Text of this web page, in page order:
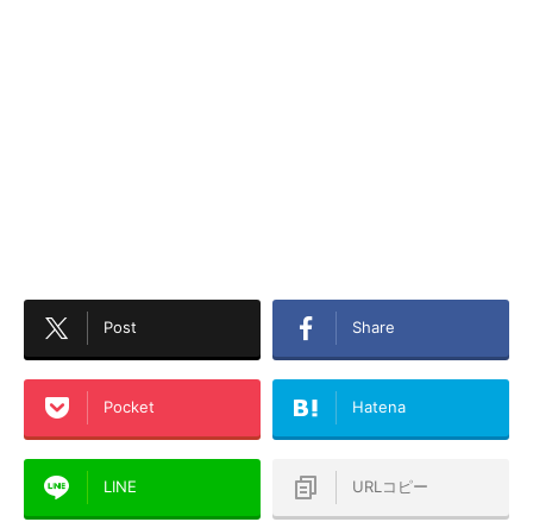
Post Share
Pocket Hatena
LINE URLコピー